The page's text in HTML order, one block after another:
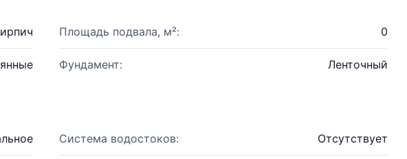
Площадь подвала, м²: 0
Фундамент: Ленточный
Система водостоков: Отсутствует